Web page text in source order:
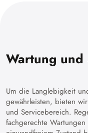
Wartung und
Um die Langlebigkeit
gewährleisten, bieten
und Servicebereich.
fachgerechte